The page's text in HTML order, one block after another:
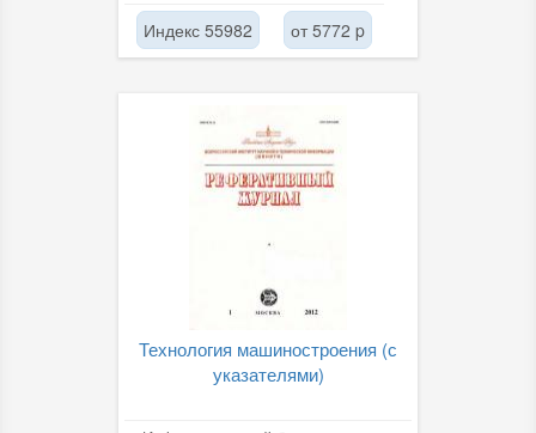
Индекс 55982 от 5772 p
Технология машиностроения (с
указателями)